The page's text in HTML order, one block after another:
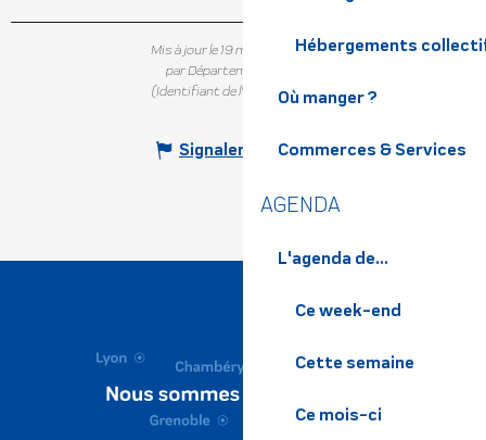
Hébergements
Où manger ?
Commerces & Services
AGENDA
L'agenda de...
Ce week-end
Cette semaine
Ce mois-ci
Mis à jour le 19 mai 2026 à 15:08
par Département de l'Isère
(Identifiant de l'offre :5877676)
Signaler une erreur